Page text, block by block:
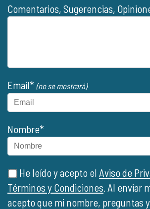
Comentarios, Sugerencias,
Email* (no se mostrará)
Nombre*
He leído y acepto el Aviso de
Términos y Condiciones . Al enviar
acepto que mi nombre, preguntas